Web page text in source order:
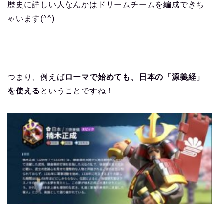
歴史に詳しい人なんかはドリームチームを編成できち
ゃいます(^^)
つまり、例えば ローマで始めても、日本の「源義経」
を使える ということですね！